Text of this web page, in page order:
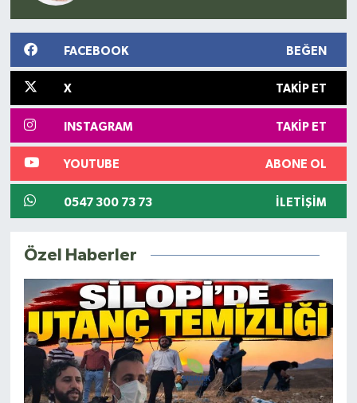
FACEBOOK BEĞEN
X TAKIP ET
INSTAGRAM TAKIP ET
YOUTUBE ABONE OL
0547 300 73 73 İLETIŞIM
Özel Haberler